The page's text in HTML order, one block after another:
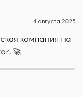
4 августа 2025
компания на
🚀